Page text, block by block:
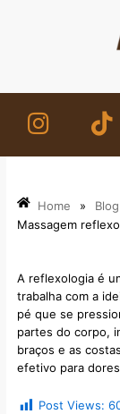
Home »
Massagem
A reflexologia é
trabalha com a
pé que se
partes do corpo,
braços e as
efetivo para
Post Views: